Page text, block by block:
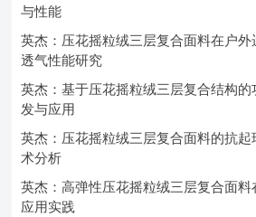
与性能
英杰：压花摇粒绒三层复合面料在户
透气性能研究
英杰：基于压花摇粒绒三层复合结构
发与应用
英杰：压花摇粒绒三层复合面料的抗
术分析
英杰：高弹性压花摇粒绒三层复合面
应用实践